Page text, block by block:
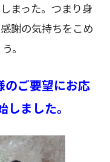
まった。つまり身
謝の気持ちをこめ
。
のご要望にお応
ました。